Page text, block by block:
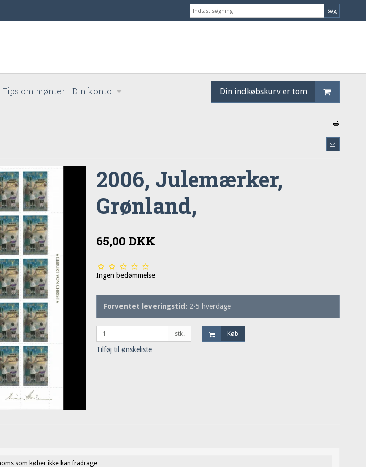
Søg
Tips om mønter Din konto Din indkøbskurv er tom
2006, Julemærker,
Grønland,
65,00 DKK
Ingen bedømmelse
Forventet leveringstid: 2-5 hverdage
stk. Køb
Tilføj til ønskeliste
som køber ikke kan fradrage